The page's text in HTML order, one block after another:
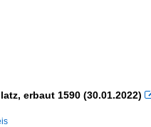
erbaut 1590 (30.01.2022)